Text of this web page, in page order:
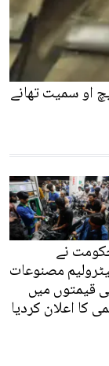
او سمیت تھانے
نے
مصنوعات
قیمتوں میں
کا اعلان کردیا